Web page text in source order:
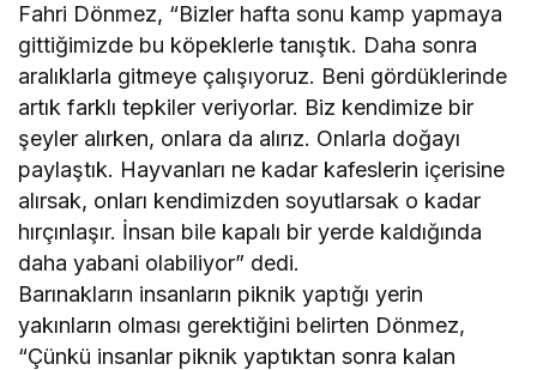
Fahri Dönmez, “Bizler hafta sonu kamp yapmaya
gittiğimizde bu köpeklerle tanıştık. Daha sonra
aralıklarla gitmeye çalışıyoruz. Beni gördüklerinde
artık farklı tepkiler veriyorlar. Biz kendimize bir
şeyler alırken, onlara da alırız. Onlarla doğayı
paylaştık. Hayvanları ne kadar kafeslerin içerisine
alırsak, onları kendimizden soyutlarsak o kadar
hırçınlaşır. İnsan bile kapalı bir yerde kaldığında
daha yabani olabiliyor” dedi.
Barınakların insanların piknik yaptığı yerin
yakınların olması gerektiğini belirten Dönmez,
“Çünkü insanlar piknik yaptıktan sonra kalan